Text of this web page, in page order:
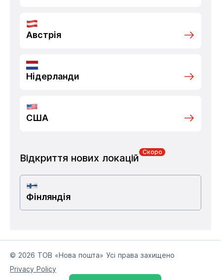
Австрія
Нідерланди
США
Відкриття нових локацій
Скоро
Фінляндія
© 2026 ТОВ «Нова пошта» Усі права захищено
Privacy Policy